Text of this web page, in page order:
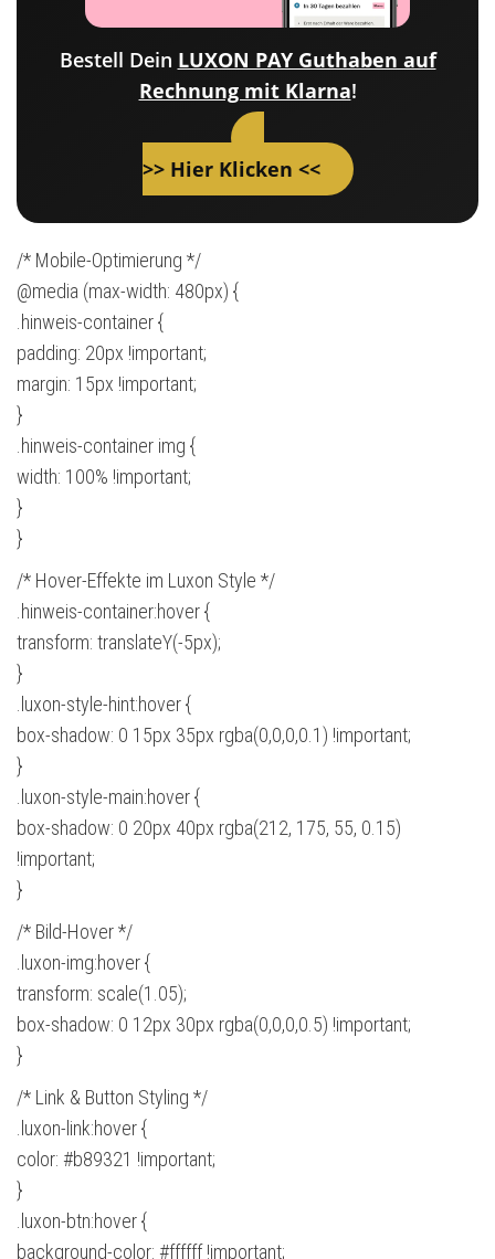
Bestell Dein LUXON PAY Guthaben auf
Rechnung mit Klarna!
>> Hier Klicken <<
/* Mobile-Optimierung */
@media (max-width: 480px) {
.hinweis-container {
padding: 20px !important;
margin: 15px !important;
}
.hinweis-container img {
width: 100% !important;
}
}
/* Hover-Effekte im Luxon Style */
.hinweis-container:hover {
transform: translateY(-5px);
}
.luxon-style-hint:hover {
box-shadow: 0 15px 35px rgba(0,0,0,0.1) !important;
}
.luxon-style-main:hover {
box-shadow: 0 20px 40px rgba(212, 175, 55, 0.15)
!important;
}
/* Bild-Hover */
.luxon-img:hover {
transform: scale(1.05);
box-shadow: 0 12px 30px rgba(0,0,0,0.5) !important;
}
/* Link & Button Styling */
.luxon-link:hover {
color: #b89321 !important;
}
.luxon-btn:hover {
background-color: #ffffff !important;